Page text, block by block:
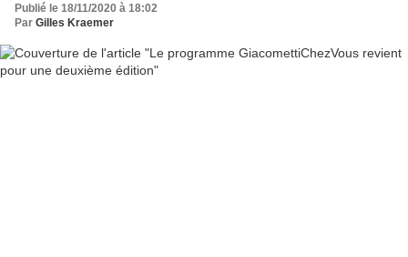
Publié le 18/11/2020 à 18:02
Par Gilles Kraemer